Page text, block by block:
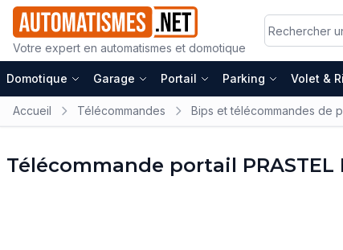
Votre expert en automatismes et domotique
Domotique Garage Portail Parking Volet &
Accueil Télécommandes Bips et télécommandes de
Télécommande portail PRASTEL